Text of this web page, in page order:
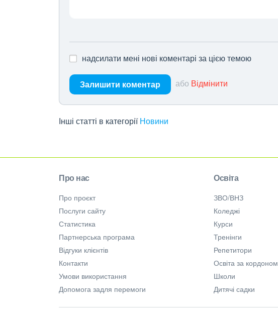
надсилати мені нові коментарі за цією темою
Залишити коментар або Відмінити
Інші статті в категорії Новини
Про нас
Про проєкт
Послуги сайту
Статистика
Партнерська програма
Відгуки клієнтів
Контакти
Умови використання
Допомога задля перемоги
Освіта
ЗВО/ВНЗ
Коледжі
Курси
Тренінги
Репетитори
Освіта за кордоном
Школи
Дитячі садки